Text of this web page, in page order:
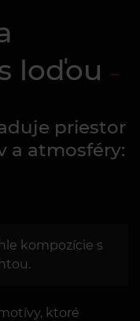
loďou
priestor
a atmosféry:
kompozície s
ktoré